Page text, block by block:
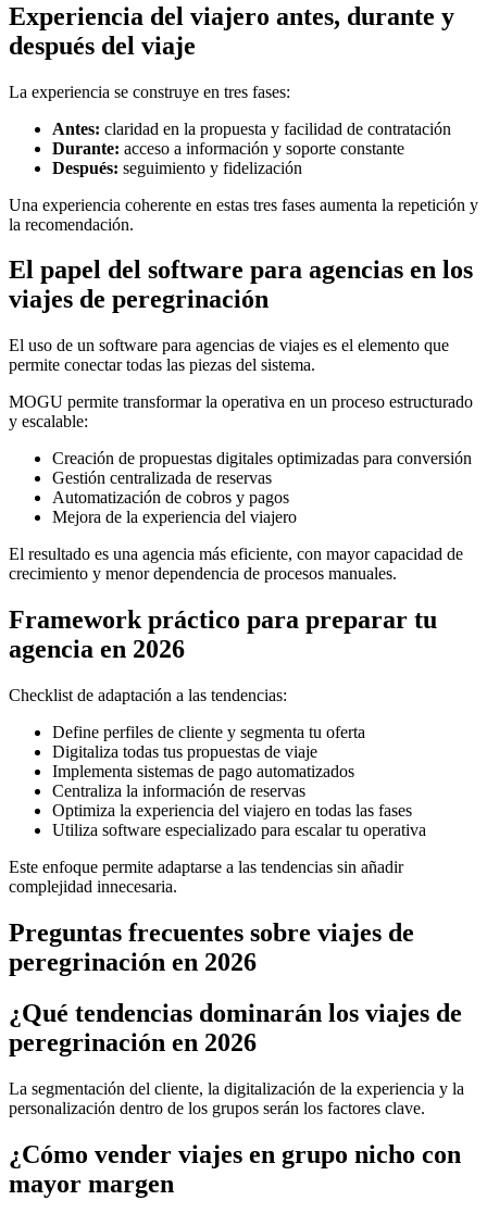
Experiencia del viajero antes, durante y
después del viaje
La experiencia se construye en tres fases:
Antes: claridad en la propuesta y facilidad de contratación
Durante: acceso a información y soporte constante
Después: seguimiento y fidelización
Una experiencia coherente en estas tres fases aumenta la repetición y
la recomendación.
El papel del software para agencias en los
viajes de peregrinación
El uso de un software para agencias de viajes es el elemento que
permite conectar todas las piezas del sistema.
MOGU permite transformar la operativa en un proceso estructurado
y escalable:
Creación de propuestas digitales optimizadas para conversión
Gestión centralizada de reservas
Automatización de cobros y pagos
Mejora de la experiencia del viajero
El resultado es una agencia más eficiente, con mayor capacidad de
crecimiento y menor dependencia de procesos manuales.
Framework práctico para preparar tu
agencia en 2026
Checklist de adaptación a las tendencias:
Define perfiles de cliente y segmenta tu oferta
Digitaliza todas tus propuestas de viaje
Implementa sistemas de pago automatizados
Centraliza la información de reservas
Optimiza la experiencia del viajero en todas las fases
Utiliza software especializado para escalar tu operativa
Este enfoque permite adaptarse a las tendencias sin añadir
complejidad innecesaria.
Preguntas frecuentes sobre viajes de
peregrinación en 2026
¿Qué tendencias dominarán los viajes de
peregrinación en 2026
La segmentación del cliente, la digitalización de la experiencia y la
personalización dentro de los grupos serán los factores clave.
¿Cómo vender viajes en grupo nicho con
mayor margen